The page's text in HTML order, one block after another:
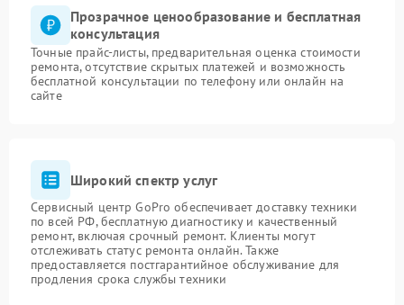
Прозрачное ценообразование и бесплатная
консультация
Точные прайс-листы, предварительная оценка стоимости
ремонта, отсутствие скрытых платежей и возможность
бесплатной консультации по телефону или онлайн на
сайте
Широкий спектр услуг
Сервисный центр GoPro обеспечивает доставку техники
по всей РФ, бесплатную диагностику и качественный
ремонт, включая срочный ремонт. Клиенты могут
отслеживать статус ремонта онлайн. Также
предоставляется постгарантийное обслуживание для
продления срока службы техники